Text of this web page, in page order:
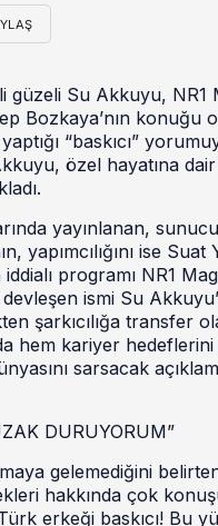
güzeli Su Akkuyu, NR1
Bozkaya’nın konuğu
“baskıcı”
özel hayatına
yayınlanan,
yapımcılığını ise Suat
programı NR1
ismi Su
şarkıcılığa transfer
hem kariyer hedeflerini
sarsacak
DURUYORUM”
gelemediğini
hakkında çok
erkeği baskıcı! Bu